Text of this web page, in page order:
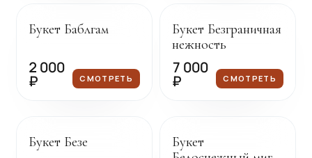
Букет Баблгам
2 000
₽ СМОТРЕТЬ
Букет Безграничная
нежность
7 000
₽ СМОТРЕТЬ
Букет Безе
Букет